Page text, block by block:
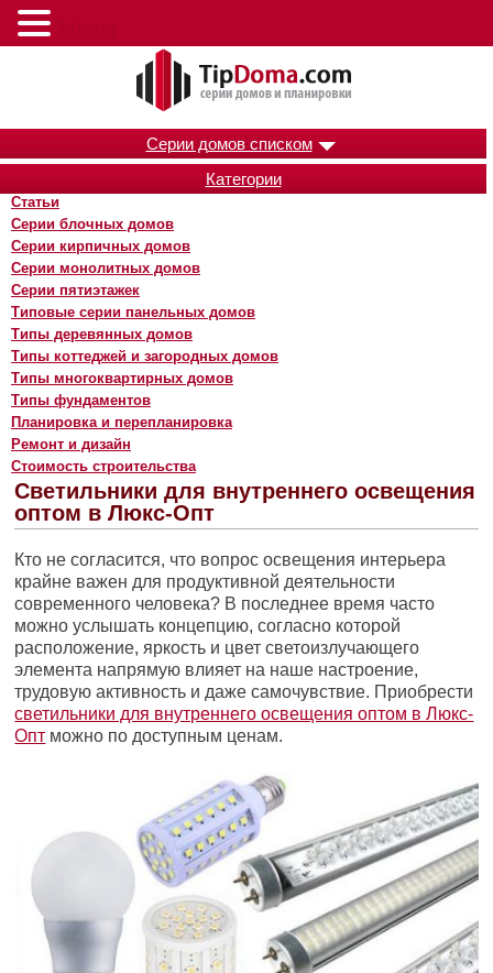
Серии домов списком
Категории
Статьи
Серии блочных домов
Серии кирпичных домов
Серии монолитных домов
Серии пятиэтажек
Типовые серии панельных домов
Типы деревянных домов
Типы коттеджей и загородных домов
Типы многоквартирных домов
Типы фундаментов
Планировка и перепланировка
Ремонт и дизайн
Стоимость строительства
Светильники для внутреннего освещения
оптом в Люкс-Опт
Кто не согласится, что вопрос освещения интерьера
крайне важен для продуктивной деятельности
современного человека? В последнее время часто
можно услышать концепцию, согласно которой
расположение, яркость и цвет светоизлучающего
элемента напрямую влияет на наше настроение,
трудовую активность и даже самочувствие. Приобрести
светильники для внутреннего освещения оптом в Люкс-
Опт можно по доступным ценам.